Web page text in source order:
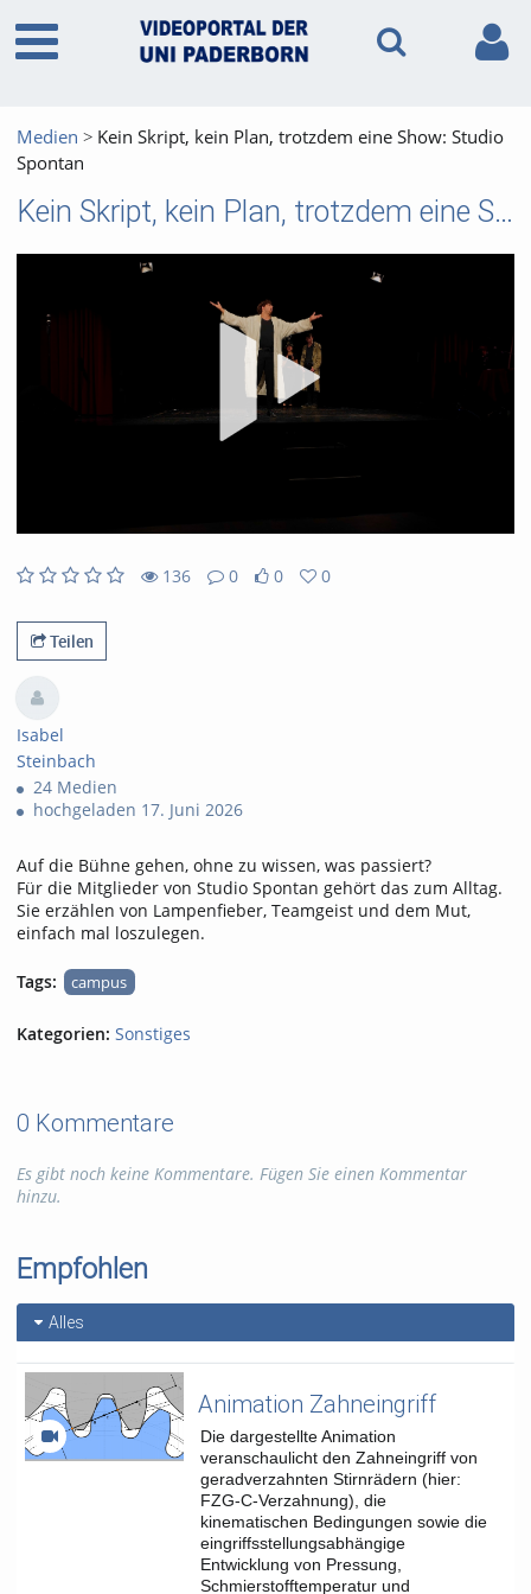
Medien
Kein Skript, kein Plan, trotzdem eine Show: Studio
Spontan
Kein Skript, kein Plan, trotzdem eine Show: Studio Spontan
136
views
0
Kommentare
0
likes
0
favorites
Teilen
Isabel
Steinbach
24 Medien
hochgeladen 17. Juni 2026
Auf die Bühne gehen, ohne zu wissen, was passiert?
Für die Mitglieder von Studio Spontan gehört das zum Alltag.
Sie erzählen von Lampenfieber, Teamgeist und dem Mut,
einfach mal loszulegen.
Tags: campus
Kategorien: Sonstiges
0 Kommentare
Es gibt noch keine Kommentare. Fügen Sie einen Kommentar
hinzu.
Empfohlen
Alles
Animation Zahneingriff
Die dargestellte Animation
veranschaulicht den Zahneingriff von
geradverzahnten Stirnrädern (hier:
FZG-C-Verzahnung), die
kinematischen Bedingungen sowie die
eingriffsstellungsabhängige
Entwicklung von Pressung,
Schmierstofftemperatur und